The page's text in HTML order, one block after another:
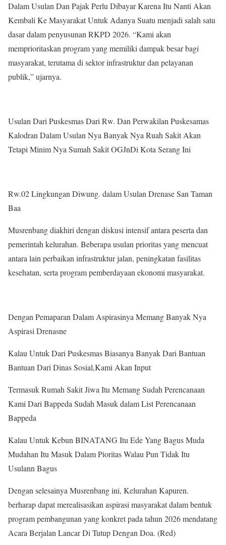
Dalam Usulan Dan Pajak Perlu Dibayar Karena Itu Nanti Akan
Kembali Ke Masyarakat Untuk Adanya Suatu menjadi salah satu
dasar dalam penyusunan RKPD 2026. “Kami akan
memprioritaskan program yang memiliki dampak besar bagi
masyarakat, terutama di sektor infrastruktur dan pelayanan
publik,” ujarnya.
Usulan Dari Puskesmas Dari Rw. Dan Perwakilan Puskesamas
Kalodran Dalam Usulan Nya Banyak Nya Ruah Sakit Akan
Tetapi Minim Nya Sumah Sakit OGJnDi Kota Serang Ini
Rw.02 Lingkungan Diwung. dalam Usulan Drenase San Taman
Baa
Musrenbang diakhiri dengan diskusi intensif antara peserta dan
pemerintah kelurahan. Beberapa usulan prioritas yang mencuat
antara lain perbaikan infrastruktur jalan, peningkatan fasilitas
kesehatan, serta program pemberdayaan ekonomi masyarakat.
Dengan Pemaparan Dalam Aspirasinya Memang Banyak Nya
Aspirasi Drenasne
Kalau Untuk Dari Puskesmas Biasanya Banyak Dari Bantuan
Bantuan Dari Dinas Sosial,Kami Akan Input
Termasuk Rumah Sakit Jiwa Itu Memang Sudah Perencanaan
Kami Dari Bappeda Sudah Masuk dalam List Perencanaan
Bappeda
Kalau Untuk Kebun BINATANG Itu Ede Yang Bagus Muda
Mudahan Itu Masuk Dalam Pioritas Walau Pun Tidak Itu
Usulann Bagus
Dengan selesainya Musrenbang ini, Kelurahan Kapuren.
berharap dapat merealisasikan aspirasi masyarakat dalam bentuk
program pembangunan yang konkret pada tahun 2026 mendatang
Acara Berjalan Lancar Di Tutup Dengan Doa. (Red)